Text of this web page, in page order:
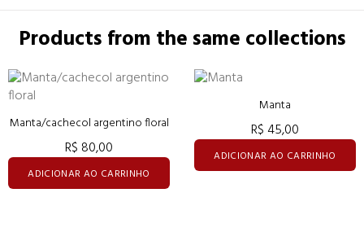
Products from the same collections
Manta/cachecol argentino floral
R$ 80,00
ADICIONAR AO CARRINHO
Manta
R$ 45,00
ADICIONAR AO CARRINHO